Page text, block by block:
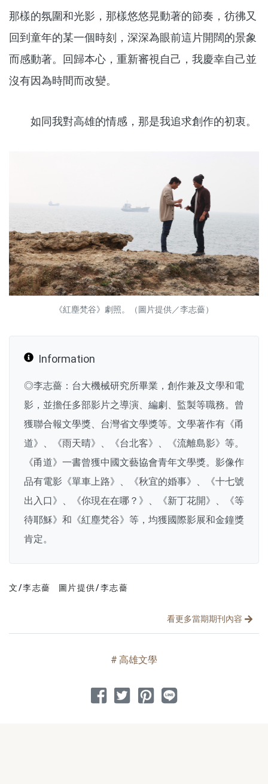
那樣的氛圍和光影，那樣悠悠晃動著的節奏，彷彿又
回到童年的某一個時刻，深深為眼前這片開闊的景象
而感動著。回歸本心，重新審視自己，我慶幸自己並
沒有因為時間而改變。
如同我對高雄的情感，那是我追求創作的初衷。
《紅塵梵谷》劇照。（圖片提供／李志薔）
Information
◎李志薔：台大機械研究所畢業，創作兼及文學和電
影，並擔任多部影片之導演、編劇、監製等職務。曾
獲聯合報文學獎、台灣省文學獎等。文學著作有《甬
道》、《雨天晴》、《台北客》、《流離島影》等。
《甬道》一書曾獲中國文藝協會青年文學獎。影像作
品有電影《單車上路》、《秋宜的婚事》、《十七號
出入口》、《你現在在哪？》、《新丁花開》、《等
待耶穌》和《紅塵梵谷》等，均獲國際影展和金鐘獎
肯定。
文/李志薔 圖片提供/李志薔
看更多當期期刊內容
高雄文學
分享到 Facebook
分享到 Twitter
分享到 Pinterest
分享到 Line